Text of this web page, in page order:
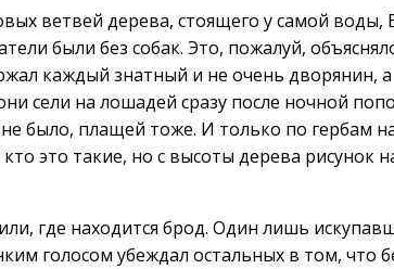
ветвей дерева, стоящего у самой воды,
были без собак. Это, пожалуй,
каждый знатный и не очень дворянин, а
сели на лошадей сразу после ночной
было, плащей тоже. И только по гербам
это такие, но с высоты дерева рисунок
где находится брод. Один лишь
голосом убеждал остальных в том, что